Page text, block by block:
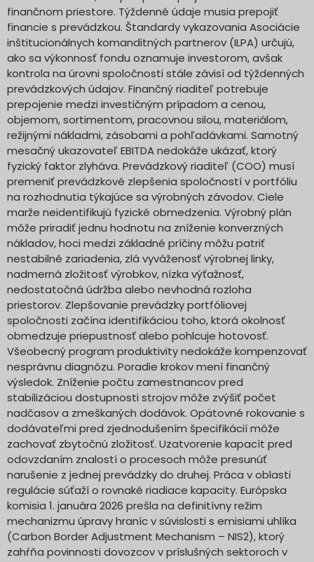
finančnom priestore. Týždenné údaje musia prepojiť
financie s prevádzkou. Štandardy vykazovania Asociácie
inštitucionálnych komanditných partnerov (ILPA) určujú,
ako sa výkonnosť fondu oznamuje investorom, avšak
kontrola na úrovni spoločnosti stále závisí od týždenných
prevádzkových údajov. Finančný riaditeľ potrebuje
prepojenie medzi investičným prípadom a cenou,
objemom, sortimentom, pracovnou silou, materiálom,
režijnými nákladmi, zásobami a pohľadávkami. Samotný
mesačný ukazovateľ EBITDA nedokáže ukázať, ktorý
fyzický faktor zlyháva. Prevádzkový riaditeľ (COO) musí
premeniť prevádzkové zlepšenia spoločností v portfóliu
na rozhodnutia týkajúce sa výrobných závodov. Ciele
marže neidentifikujú fyzické obmedzenia. Výrobný plán
môže priradiť jednu hodnotu na zníženie konverzných
nákladov, hoci medzi základné príčiny môžu patriť
nestabilné zariadenia, zlá vyváženosť výrobnej linky,
nadmerná zložitosť výrobkov, nízka výťažnosť,
nedostatočná údržba alebo nevhodná rozloha
priestorov. Zlepšovanie prevádzky portfóliovej
spoločnosti začína identifikáciou toho, ktorá okolnosť
obmedzuje priepustnosť alebo pohlcuje hotovosť.
Všeobecný program produktivity nedokáže kompenzovať
nesprávnu diagnózu. Poradie krokov mení finančný
výsledok. Zníženie počtu zamestnancov pred
stabilizáciou dostupnosti strojov môže zvýšiť počet
nadčasov a zmeškaných dodávok. Opätovné rokovanie s
dodávateľmi pred zjednodušením špecifikácií môže
zachovať zbytočnú zložitosť. Uzatvorenie kapacít pred
odovzdaním znalostí o procesoch môže presunúť
narušenie z jednej prevádzky do druhej. Práca v oblasti
regulácie súťaží o rovnaké riadiace kapacity. Európska
komisia 1. januára 2026 prešla na definitívny režim
mechanizmu úpravy hraníc v súvislosti s emisiami uhlíka
(Carbon Border Adjustment Mechanism – NIS2), ktorý
zahŕňa povinnosti dovozcov v príslušných sektoroch v